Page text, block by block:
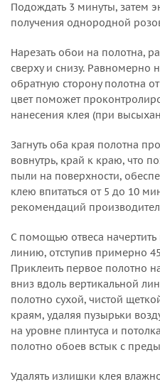
Подождать 3 минуты, затем
получения однородной
Нарезать обои на полотна,
сверху и снизу. Равномерно
обратную сторону полотна
цвет поможет
нанесения клея (при
Загнуть оба края полотна
вовнутрь, край к краю, что
пыли на поверхности,
клею впитаться от 5 до 10
рекомендаций
С помощью отвеса начертить
линию, отступив примерно
Приклеить первое полотно
вниз вдоль вертикальной
полотно сухой, чистой
краям, удаляя пузырьки
на уровне плинтуса и
полотно обоев встык с
Удалять излишки клея